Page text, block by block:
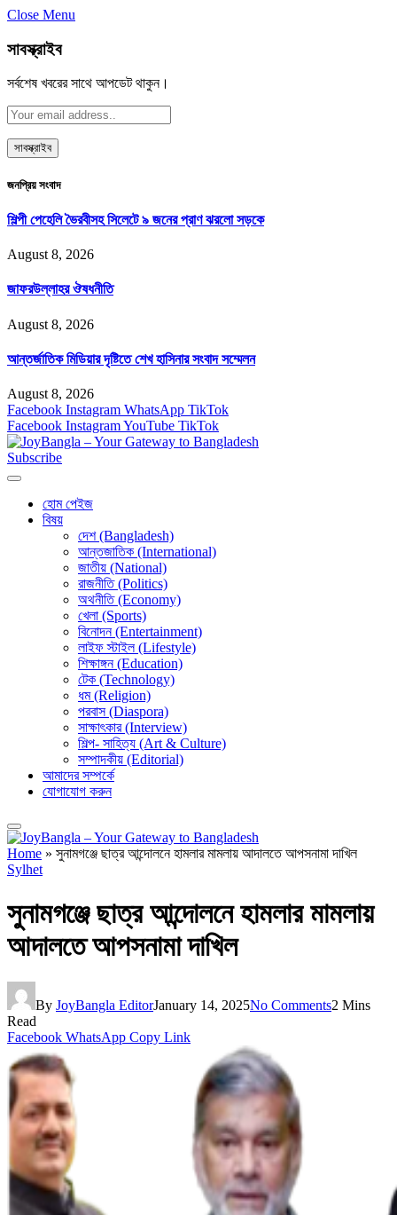
Close Menu
সাবস্ক্রাইব
সর্বশেষ খবরের সাথে আপডেট থাকুন।
জনপ্রিয় সংবাদ
শিল্পী পেহেলি ভৈরবীসহ সিলেটে ৯ জনের প্রাণ ঝরলো সড়কে
August 8, 2026
জাফরউল্লাহর ঔষধনীতি
August 8, 2026
আন্তর্জাতিক মিডিয়ার দৃষ্টিতে শেখ হাসিনার সংবাদ সম্মেলন
August 8, 2026
Facebook Instagram WhatsApp TikTok
Facebook InstagramYouTube TikTok
Subscribe
হোম পেইজ
বিষয়
দেশ (Bangladesh)
আন্তজাতিক (International)
জাতীয় (National)
রাজনীতি (Politics)
অথনীতি (Economy)
খেলা (Sports)
বিনোদন (Entertainment)
লাইফ স্টাইল (Lifestyle)
শিক্ষাঙ্গন (Education)
টেক (Technology)
ধম (Religion)
পরবাস (Diaspora)
সাক্ষাৎকার (Interview)
শিল্প- সাহিত্য (Art & Culture)
সম্পাদকীয় (Editorial)
আমাদের সম্পর্কে
যোগাযোগ করুন
Home » সুনামগঞ্জে ছাত্র আন্দোলনে হামলার মামলায় আদালতে আপসনামা দাখিল
Sylhet
সুনামগঞ্জে ছাত্র আন্দোলনে হামলার মামলায়
আদালতে আপসনামা দাখিল
By JoyBangla EditorJanuary 14, 2025No Comments2 Mins
Read
Facebook WhatsApp Copy Link